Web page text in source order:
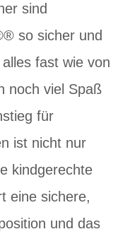
sind
so sicher und
fast wie von
noch viel Spaß
für
ist nicht nur
kindgerechte
eine sichere,
und das